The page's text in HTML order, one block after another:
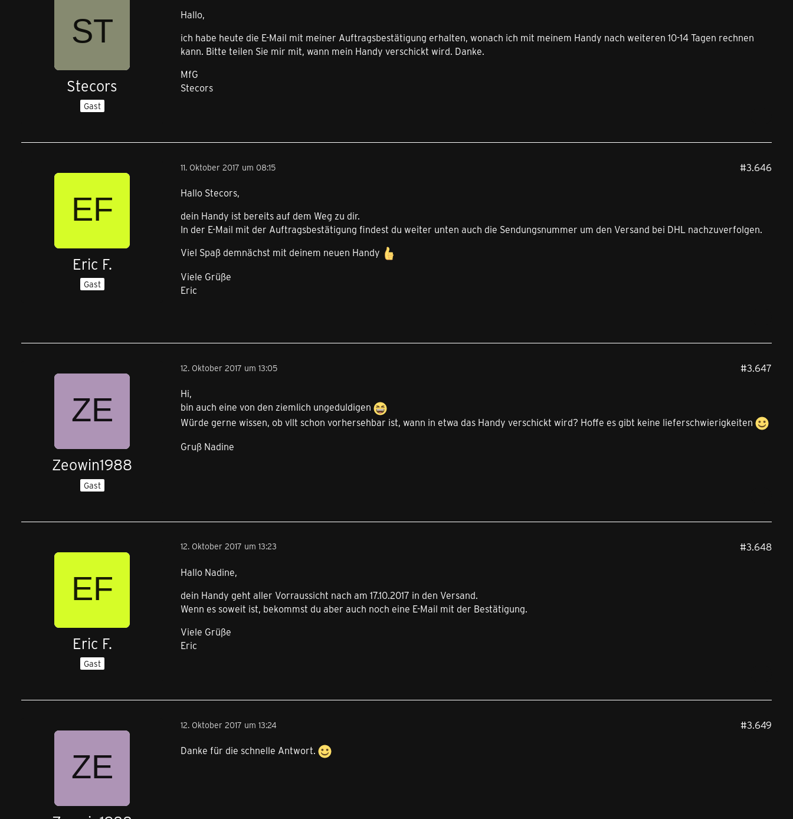
Stecors
Gast
Hallo,
ich habe heute die E-Mail mit meiner Auftragsbestätigung erhalten, wonach ich mit meinem Handy nach weiteren 10-14 Tagen rechnen
kann. Bitte teilen Sie mir mit, wann mein Handy verschickt wird. Danke.
MfG
Stecors
Eric F.
Gast
11. Oktober 2017 um 08:15 #3.646
Hallo Stecors,
dein Handy ist bereits auf dem Weg zu dir.
In der E-Mail mit der Auftragsbestätigung findest du weiter unten auch die Sendungsnummer um den Versand bei DHL nachzuverfolgen.
Viel Spaß demnächst mit deinem neuen Handy
Viele Grüße
Eric
Zeowin1988
Gast
12. Oktober 2017 um 13:05 #3.647
Hi,
bin auch eine von den ziemlich ungeduldigen
Würde gerne wissen, ob vllt schon vorhersehbar ist, wann in etwa das Handy verschickt wird? Hoffe es gibt keine lieferschwierigkeiten
Gruß Nadine
Eric F.
Gast
12. Oktober 2017 um 13:23 #3.648
Hallo Nadine,
dein Handy geht aller Vorraussicht nach am 17.10.2017 in den Versand.
Wenn es soweit ist, bekommst du aber auch noch eine E-Mail mit der Bestätigung.
Viele Grüße
Eric
12. Oktober 2017 um 13:24 #3.649
Danke für die schnelle Antwort.